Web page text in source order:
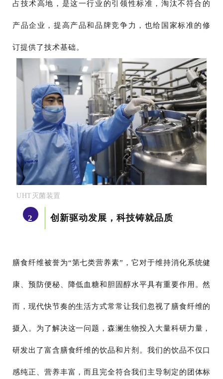
占技术高地，是这一行业的引领性标准，淘汰不符合的
产品企业，提高产品和品牌竞争力，也给国家标准的修
订提供了技术基础。
UHT 灭菌装置
2 创新驱动发展，科技铸就品质
膳食纤维被誉为“第七类营养素”，它对于维持消化系统健
康、预防便秘、降低血糖和胆固醇水平具有重要作用。然
而，现代快节奏的生活方式常常让我们忽视了膳食纤维的
摄入。 为了解决这一问题，森澜生物投入大量科研力量，
研发出了富含膳食纤维的饮品和片剂。我们的饮品不仅口
感纯正、营养丰富，而且完全符合我们主导制定的团体标